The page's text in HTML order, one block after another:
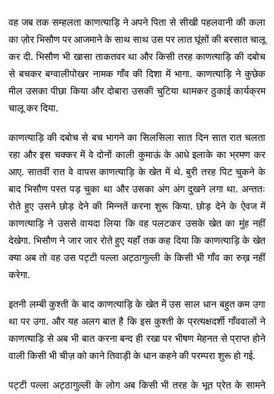
वह जब तक सम्हलता काणत्याड़ि ने अपने पिता से सीखी पहलवानी की कला
का ज़ोर भिसौण पर आजमाने के साथ साथ उस पर लात घूंसों की बरसात चालू
कर दी. भिसौण भी खासा ताकतवर था और किसी तरह काणत्याड़ि की दबोच
से बचकर बग्वालीपोखर नामक गाँव की दिशा में भागा. काणत्याड़ि ने कुछेक
मील उसका पीछा किया और दोबारा उसकी चुटिया थामकर ठुकाई कार्यक्रम
चालू कर दिया.
काणत्याड़ि की दबोच से बच भागने का सिलसिला सात दिन सात रात चलता
रहा और इस चक्कर में वे दोनों काली कुमाऊं के आधे इलाके का भ्रमण कर
आए. सातवीं रात वे वापस काणत्याड़ि के खेत में थे. बुरी तरह पिट चुकने के
बाद भिसौण पस्त पड़ चुका था और उसका अंग अंग दुखने लगा था. अन्ततः
रोते हुए उसने छोड़ देने की मिन्नतें करना शुरू किया. छोड़ देने के ऐवज में
काणत्याड़ि ने उससे वायदा लिया कि वह पलटकर उसके खेत का मुंह नहीं
देखेगा. भिसौण ने जार जार रोते हुए यहाँ तक कह दिया कि काणत्याड़ि के खेत
क्या अब तो वह उस पट्टी पल्ला अट्ठागुल्ली के किसी भी गाँव का रुख़ नहीं
करेगा.
इतनी लम्बी कुश्ती के बाद काणत्याड़ि के खेत में उस साल धान बहुत कम उगा
था पर उगा. और यह अलग बात है कि इस कुश्ती के प्रत्यक्षदर्शी गाँववालों ने
काणत्याड़ि से अब भी बात करना बन्द ही रखा पर भीषण मेहनत से प्राप्त होने
वाली किसी भी चीज़ को काने तिवाड़ी के धान कहने की परम्परा शुरू हो गई.
पट्टी पल्ला अट्ठागुल्ली के लोग अब किसी भी तरह के भूत प्रेत के सामने